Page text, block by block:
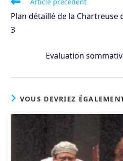
articles
Plan détaillé de la Chartreuse
3
Evaluation
VOUS DEVRIEZ